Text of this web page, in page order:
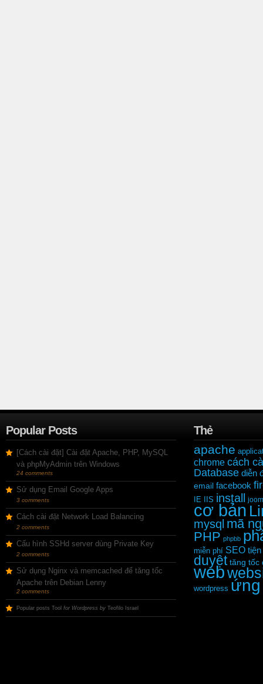
Popular Posts
[Cách cài đặt] Cài đặt Apache, PHP, MySQL
và phpMyAdmin trên Windows
24 comments
Sử dụng Email Google Apps
3 comments
Cách cài đặt Network Load Balancing
2 comments
Cấu hình SSHd server dùng Private Key
2 comments
Sử dụng Nginx và memcached để tăng tốc
Apache trên Debian Lenny
2 comments
Popular posts Tool for Wordpress by Teofilo Israel
Thẻ
apache
chrome cách
Database diễn
email facebook
IE IIS install
cơ bản
mysql mã
PHP phpbb
miễn phí SEO
duyệt tăng tốc
web
wordpress